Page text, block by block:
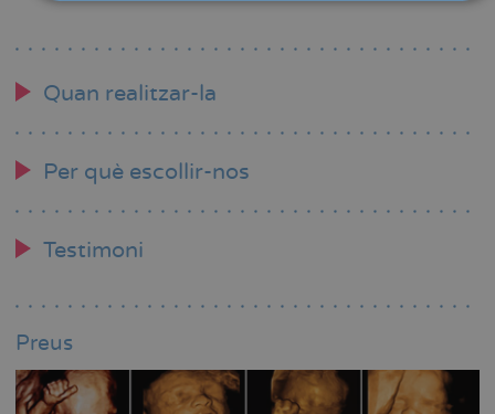
Quan realitzar-la
Per què escollir-nos
Testimoni
Preus